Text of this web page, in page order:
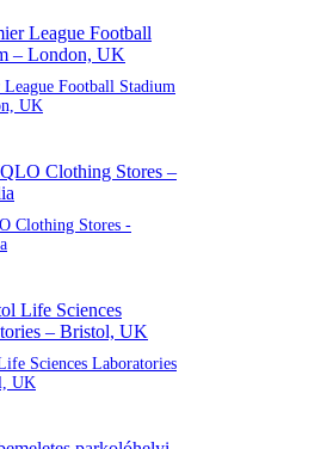
League Football Stadium
UK
Clothing Stores -
Sciences Laboratories
UK